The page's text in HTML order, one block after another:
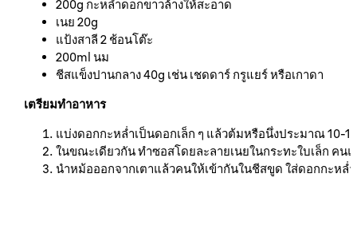
200g กะหล่ำดอกขาวล้างให้สะอาด
เนย 20g
แป้งสาลี 2 ช้อนโต๊ะ
200ml นม
ชีสแข็งปานกลาง 40g เช่น เชดดาร์ กรูแยร์ หรือเกาดา
เตรียมทำอาหาร
แบ่งดอกกะหล่ำเป็นดอกเล็ก ๆ แล้วต้มหรือนึ่งประมาณ 10-
ในขณะเดียวกัน ทำซอสโดยละลายเนยในกระทะใบเล็ก คน
นำหม้อออกจากเตาแล้วคนให้เข้ากันในชีสขูด ใส่ดอกกะห